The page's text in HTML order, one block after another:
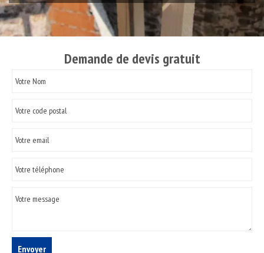
Demande de devis gratuit